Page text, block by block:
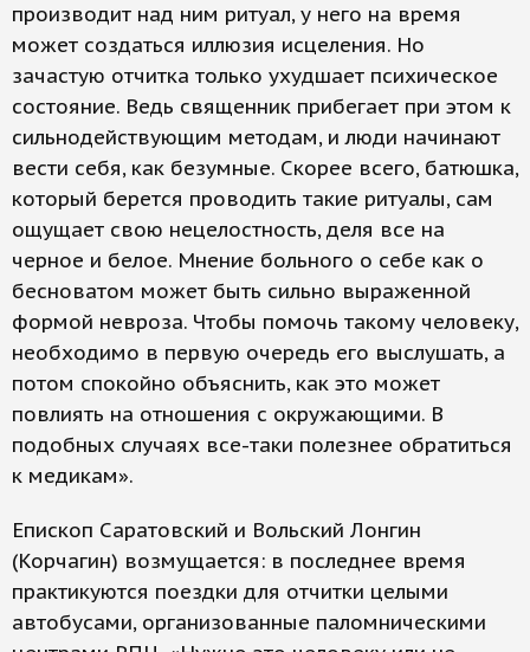
производит над ним ритуал, у него на время
может создаться иллюзия исцеления. Но
зачастую отчитка только ухудшает психическое
состояние. Ведь священник прибегает при этом к
сильнодействующим методам, и люди начинают
вести себя, как безумные. Скорее всего, батюшка,
который берется проводить такие ритуалы, сам
ощущает свою нецелостность, деля все на
черное и белое. Мнение больного о себе как о
бесноватом может быть сильно выраженной
формой невроза. Чтобы помочь такому человеку,
необходимо в первую очередь его выслушать, а
потом спокойно объяснить, как это может
повлиять на отношения с окружающими. В
подобных случаях все-таки полезнее обратиться
к медикам».
Епископ Саратовский и Вольский Лонгин
(Корчагин) возмущается: в последнее время
практикуются поездки для отчитки целыми
автобусами, организованные паломническими